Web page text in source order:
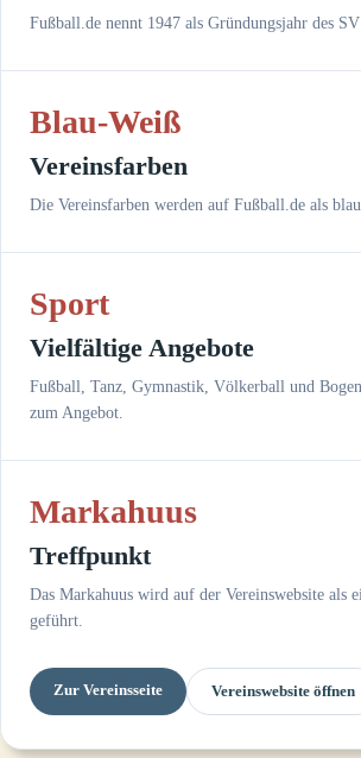
Fußball.de nennt 1947 als Gründungsjahr des
Blau-Weiß
Vereinsfarben
Die Vereinsfarben werden auf Fußball.de als
Sport
Vielfältige Angebote
Fußball, Tanz, Gymnastik, Völkerball und
zum Angebot.
Markahuus
Treffpunkt
Das Markahuus wird auf der Vereinswebsite als
geführt.
Zur Vereinsseite Vereinswebsite öffnen